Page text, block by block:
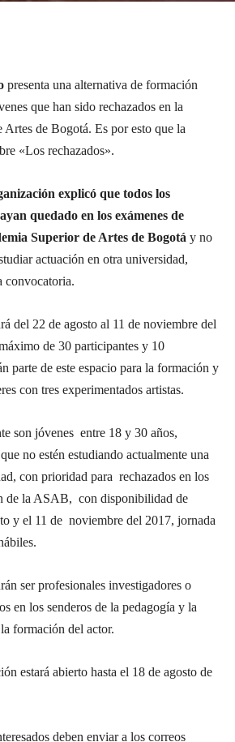
presenta una alternativa de formación
que han sido rechazados en la
Artes de Bogotá. Es por esto que la
«Los rechazados».
explicó que todos los
quedado en los exámenes de
Superior de Artes de Bogotá y no
actuación en otra universidad,
convocatoria.
del 22 de agosto al 11 de noviembre del
de 30 participantes y 10
parte de este espacio para la formación y
con tres experimentados artistas.
son jóvenes entre 18 y 30 años,
no estén estudiando actualmente una
con prioridad para rechazados en los
de la ASAB, con disponibilidad de
y el 11 de noviembre del 2017, jornada
ser profesionales investigadores o
en los senderos de la pedagogía y la
formación del actor.
estará abierto hasta el 18 de agosto de
deben enviar a los correos